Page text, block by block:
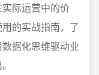
际运营中的价
的实战指南，了
据化思维驱动业